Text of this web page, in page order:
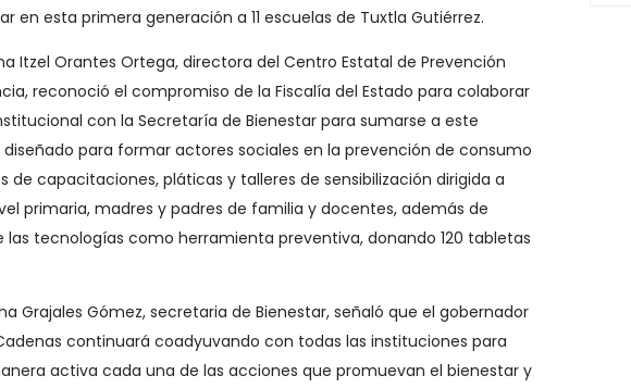
en esta primera generación a 11 escuelas de Tuxtla Gutiérrez.
Itzel Orantes Ortega, directora del Centro Estatal de Prevención
reconoció el compromiso de la Fiscalía del Estado para colaborar
con la Secretaría de Bienestar para sumarse a este
para formar actores sociales en la prevención de consumo
de capacitaciones, pláticas y talleres de sensibilización dirigida a
primaria, madres y padres de familia y docentes, además de
las tecnologías como herramienta preventiva, donando 120 tabletas
Grajales Gómez, secretaria de Bienestar, señaló que el gobernador
continuará coadyuvando con todas las instituciones para
activa cada una de las acciones que promuevan el bienestar y